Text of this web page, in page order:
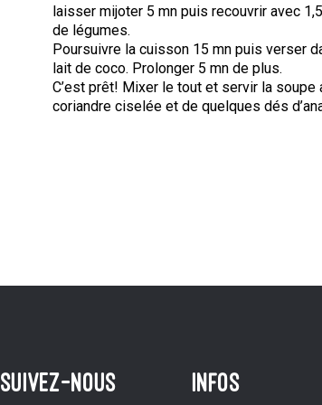
laisser mijoter 5 mn puis recouvrir avec
de légumes.
Poursuivre la cuisson 15 mn puis verser
lait de coco. Prolonger 5 mn de plus.
C’est prêt! Mixer le tout et servir la soupe
coriandre ciselée et de quelques dés
suivez-nous infos